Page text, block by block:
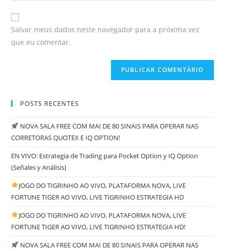
Salvar meus dados neste navegador para a próxima vez
que eu comentar.
POSTS RECENTES
NOVA SALA FREE COM MAI DE 80 SINAIS PARA OPERAR NAS
CORRETORAS QUOTEX E IQ OPTION!
EN VIVO: Estrategia de Trading para Pocket Option y IQ Option
(Señales y Análisis)
JOGO DO TIGRINHO AO VIVO, PLATAFORMA NOVA, LIVE
FORTUNE TIGER AO VIVO, LIVE TIGRINHO ESTRATEGIA HD
JOGO DO TIGRINHO AO VIVO, PLATAFORMA NOVA, LIVE
FORTUNE TIGER AO VIVO, LIVE TIGRINHO ESTRATEGIA HD!
NOVA SALA FREE COM MAI DE 80 SINAIS PARA OPERAR NAS